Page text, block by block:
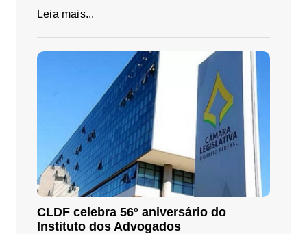
Leia mais...
CLDF celebra 56º aniversário do
Instituto dos Advogados